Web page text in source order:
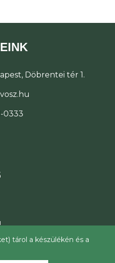
Döbrentei tér 1.
0333
Országos
tárol a készülékén és a